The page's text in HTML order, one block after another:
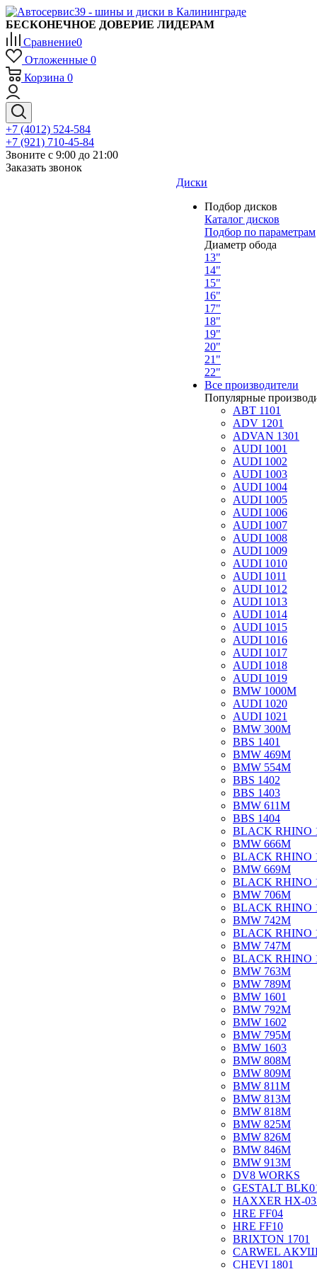
БЕСКОНЕЧНОЕ ДОВЕРИЕ ЛИДЕРАМ
Сравнение0
Отложенные 0
Корзина 0
+7 (4012) 524-584
+7 (921) 710-45-84
Звоните с 9:00 до 21:00
Заказать звонок
Диски
Подбор дисков
Каталог дисков
Подбор по параметрам
Диаметр обода
13"
14"
15"
16"
17"
18"
19"
20"
21"
22"
Все производители
Популярные
ABT 1101
ADV 1201
ADVAN 1301
AUDI 1001
AUDI 1002
AUDI 1003
AUDI 1004
AUDI 1005
AUDI 1006
AUDI 1007
AUDI 1008
AUDI 1009
AUDI 1010
AUDI 1011
AUDI 1012
AUDI 1013
AUDI 1014
AUDI 1015
AUDI 1016
AUDI 1017
AUDI 1018
AUDI 1019
BMW 1000M
AUDI 1020
AUDI 1021
BMW 300M
BBS 1401
BMW 469M
BMW 554M
BBS 1402
BBS 1403
BMW 611M
BBS 1404
BLACK RHINO
BMW 666M
BLACK RHINO
BMW 669M
BLACK RHINO
BMW 706M
BLACK RHINO
BMW 742M
BLACK RHINO
BMW 747M
BLACK RHINO
BMW 763M
BMW 789M
BMW 1601
BMW 792M
BMW 1602
BMW 795M
BMW 1603
BMW 808M
BMW 809M
BMW 811M
BMW 813M
BMW 818M
BMW 825M
BMW 826M
BMW 846M
BMW 913M
DV8 WORKS
GESTALT
HAXXER HX-
HRE FF04
HRE FF10
BRIXTON 1701
CARWEL
CHEVI 1801